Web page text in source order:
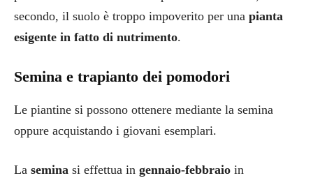
secondo, il suolo è troppo impoverito per una pianta
esigente in fatto di nutrimento.
Semina e trapianto dei pomodori
Le piantine si possono ottenere mediante la semina
oppure acquistando i giovani esemplari.
La semina si effettua in gennaio-febbraio in